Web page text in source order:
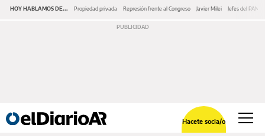
HOY HABLAMOS DE... Propiedad privada Represión frente al Congreso Javier Milei Jefes del PAMI
Hacete socia/o